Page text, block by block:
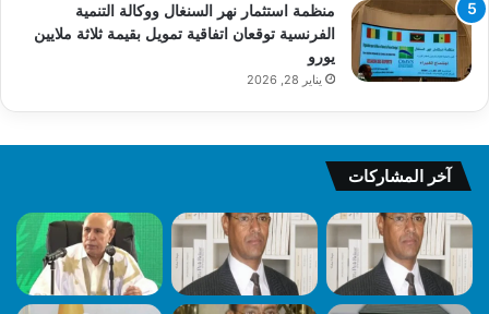
منظمة استثمار نهر السنغال ووكالة التنمية
الفرنسية توقعان اتفاقية تمويل بقيمة ثلاثة ملايين
يورو
يناير 28, 2026
آخر المشاركات